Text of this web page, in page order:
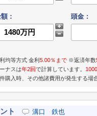
：
頭金：
均等方式 金利5.00％まで ※返済年数
ナスは年2回で計算しています。
購入時、その他諸費用が発生する場
ト 溝口 鉄也